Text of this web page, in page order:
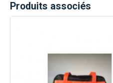
Produits associés